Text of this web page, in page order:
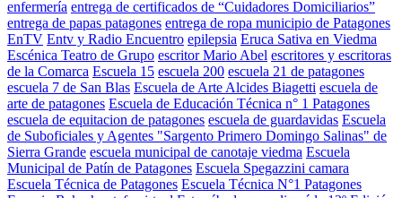
enfermería entrega de certificados de “Cuidadores Domiciliarios”
entrega de papas patagones entrega de ropa municipio de Patagones
EnTV Entv y Radio Encuentro epilepsia Eruca Sativa en Viedma
Escénica Teatro de Grupo escritor Mario Abel escritores y escritoras
de la Comarca Escuela 15 escuela 200 escuela 21 de patagones
escuela 7 de San Blas Escuela de Arte Alcides Biagetti escuela de
arte de patagones Escuela de Educación Técnica n° 1 Patagones
escuela de equitacion de patagones escuela de guardavidas Escuela
de Suboficiales y Agentes "Sargento Primero Domingo Salinas" de
Sierra Grande escuela municipal de canotaje viedma Escuela
Municipal de Patín de Patagones Escuela Spegazzini camara
Escuela Técnica de Patagones Escuela Técnica N°1 Patagones